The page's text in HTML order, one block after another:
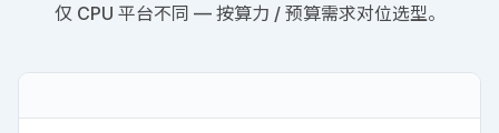
仅 CPU 平台不同 — 按算力 / 预算需求对位选型。